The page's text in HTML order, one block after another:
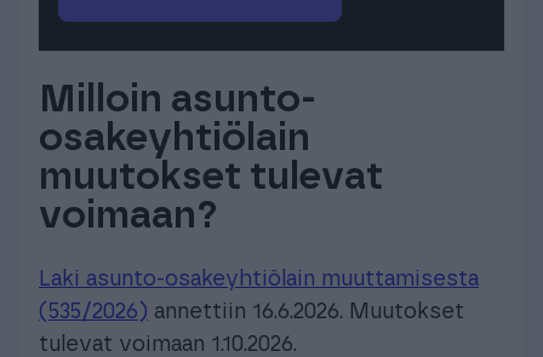
Milloin asunto-
osakeyhtiölain
muutokset tulevat
voimaan?
Laki asunto-osakeyhtiölain muuttamisesta
(535/2026) annettiin 16.6.2026. Muutokset
tulevat voimaan 1.10.2026.